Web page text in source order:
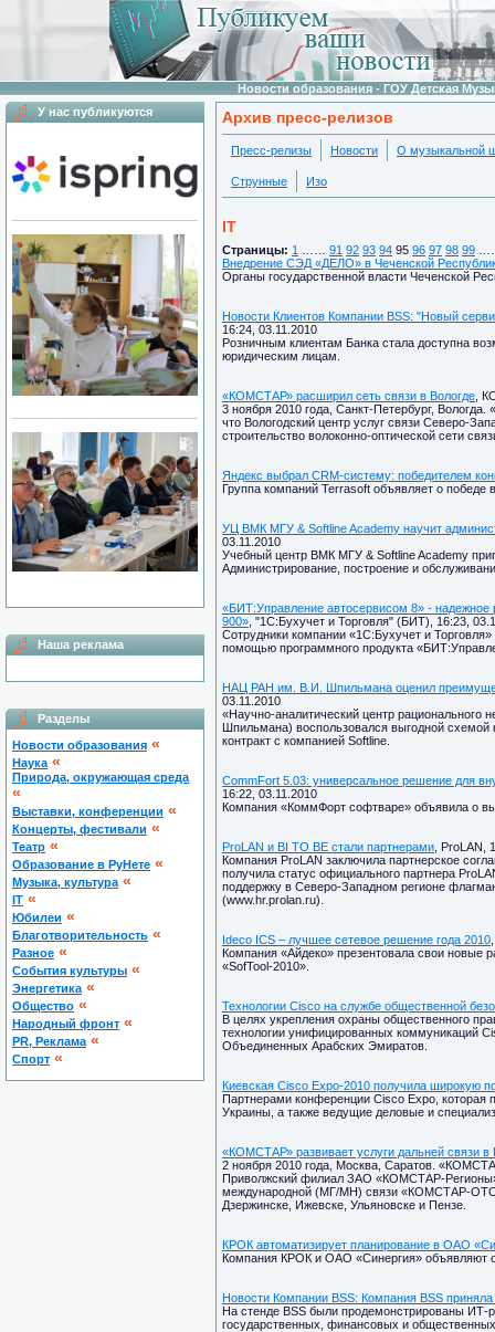
Новости образования - ГОУ Детская
У нас публикуются
Наша реклама
Разделы
Новости образования «
Наука «
Природа, окружающая среда
«
Выставки, конференции «
Концерты, фестивали «
Театр «
Образование в РуНете «
Музыка, культура «
IT «
Юбилеи «
Благотворительность «
Разное «
Cобытия культуры «
Энергетика «
Общество «
Народный фронт «
PR, Реклама «
Спорт «
Архив пресс-релизов
Пресс-релизы Новости О музыкальной
Струнные Изо
IT
Страницы: 1 91 92 93 94 95 96 97 98 99
Внедрение СЭД «ДЕЛО» в Чеченской
Органы государственной власти Чеченской
Новости Клиентов Компании BSS: "Новый
16:24, 03.11.2010
Розничным клиентам Банка стала доступна
юридическим лицам.
«КОМСТАР» расширил сеть связи в Вологде ,
3 ноября 2010 года, Санкт-Петербург,
что Вологодский центр услуг связи Северо-
строительство волоконно-оптической сети
Яндекс выбрал CRM-систему: победителем
Группа компаний Terrasoft объявляет о
УЦ ВМК МГУ & Softline Academy научит
03.11.2010
Учебный центр ВМК МГУ & Softline Academy
Администрирование, построение и
«БИТ:Управление автосервисом 8» -
900» , "1С:Бухучет и Торговля" (БИТ), 16:23,
Сотрудники компании «1С:Бухучет и
помощью программного продукта
НАЦ РАН им. В.И. Шпильмана оценил
03.11.2010
«Научно-аналитический центр
Шпильмана) воспользовался выгодной схемой
контракт с компанией Softline.
CommFort 5.03: универсальное решение для
16:22, 03.11.2010
Компания «КоммФорт софтваре» объявила о
ProLAN и BI TO BE стали партнерами , ProLAN,
Компания ProLAN заключила партнерское
получила статус официального партнера
поддержку в Северо-Западном регионе
(www.hr.prolan.ru).
Ideco ICS – лучшее сетевое решение года 2010
Компания «Айдеко» презентовала свои новые
«SofTool-2010».
Технологии Cisco на службе общественной
В целях укрепления охраны общественного
технологии унифицированных коммуникаций
Объединенных Арабских Эмиратов.
Киевская Cisco Expo-2010 получила широкую
Партнерами конференции Cisco Expo, которая
Украины, а также ведущие деловые и
«КОМСТАР» развивает услуги дальней связи в
2 ноября 2010 года, Москва, Саратов.
Приволжский филиал ЗАО «КОМСТАР-Регионы»
международной (МГ/МН) связи «КОМСТАР-
Дзержинске, Ижевске, Ульяновске и Пензе.
КРОК автоматизирует планирование в ОАО
Компания КРОК и ОАО «Синергия» объявляют
Новости Компании BSS: Компания BSS
На стенде BSS были продемонстрированы ИТ-
государственных, финансовых и